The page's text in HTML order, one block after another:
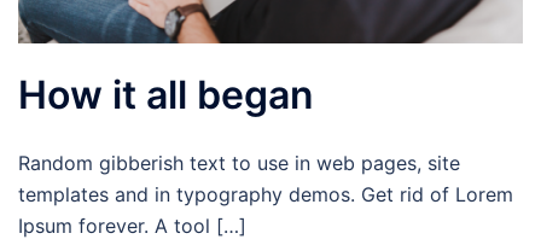
How it all began
Random gibberish text to use in web pages, site
templates and in typography demos. Get rid of Lorem
Ipsum forever. A tool […]